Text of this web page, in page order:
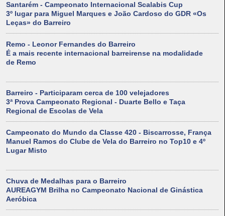
Santarém - Campeonato Internacional Scalabis Cup
3º lugar para Miguel Marques e João Cardoso do GDR «Os
Leças» do Barreiro
Remo - Leonor Fernandes do Barreiro
É a mais recente internacional barreirense na modalidade
de Remo
Barreiro - Participaram cerca de 100 velejadores
3ª Prova Campeonato Regional - Duarte Bello e Taça
Regional de Escolas de Vela
Campeonato do Mundo da Classe 420 - Biscarrosse, França
Manuel Ramos do Clube de Vela do Barreiro no Top10 e 4º
Lugar Misto
Chuva de Medalhas para o Barreiro
AUREAGYM Brilha no Campeonato Nacional de Ginástica
Aeróbica